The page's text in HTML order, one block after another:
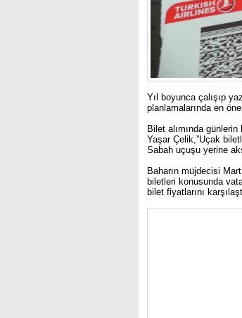
Yıl boyunca çalışıp
planlamalarında en
Bilet alımında
Yaşar Çelik,”Uçak
Sabah uçuşu yerine
Baharın müjdecisi
biletleri konusunda
bilet fiyatlarını